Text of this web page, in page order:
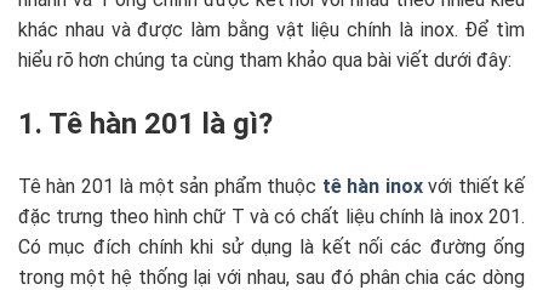
khác nhau và được làm bằng vật liệu chính là inox. Để tìm
hiểu rõ hơn chúng ta cùng tham khảo qua bài viết dưới đây:
1. Tê hàn 201 là gì?
Tê hàn 201 là một sản phẩm thuộc tê hàn inoxvới thiết kế
đặc trưng theo hình chữ T và có chất liệu chính là inox 201.
Có mục đích chính khi sử dụng là kết nối các đường ống
trong một hệ thống lại với nhau, sau đó phân chia các dòng